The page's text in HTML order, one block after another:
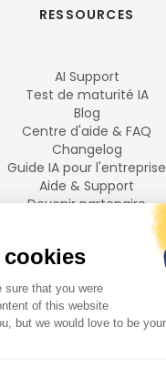
RESSOURCES
AI Support
Test de maturité IA
Blog
Centre d'aide & FAQ
Changelog
Guide IA pour l'entreprise
Aide & Support
Devenir partenaire
LANGUES
Français
English